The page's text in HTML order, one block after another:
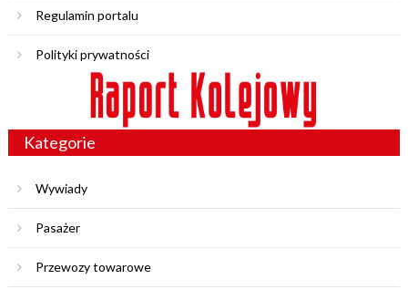
Regulamin portalu
Polityki prywatności
Kategorie
Wywiady
Pasażer
Przewozy towarowe